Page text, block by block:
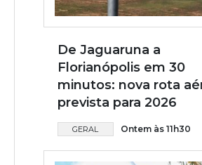
De Jaguaruna a
Florianópolis em 30
minutos: nova rota
prevista para 2026
GERAL Ontem às 11h30